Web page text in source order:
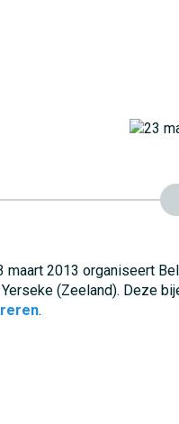
maart 2013 organiseert
(Zeeland). Deze
.